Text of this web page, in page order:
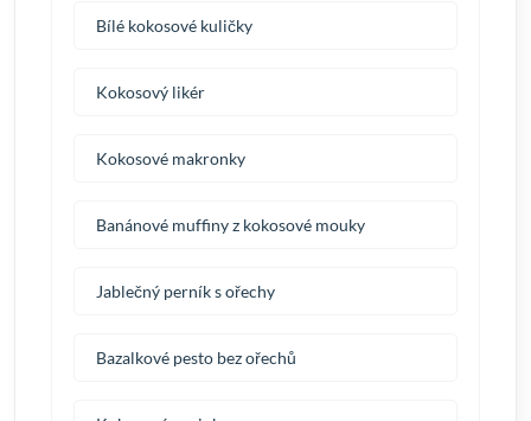
Bílé kokosové kuličky
Kokosový likér
Kokosové makronky
Banánové muffiny z kokosové mouky
Jablečný perník s ořechy
Bazalkové pesto bez ořechů